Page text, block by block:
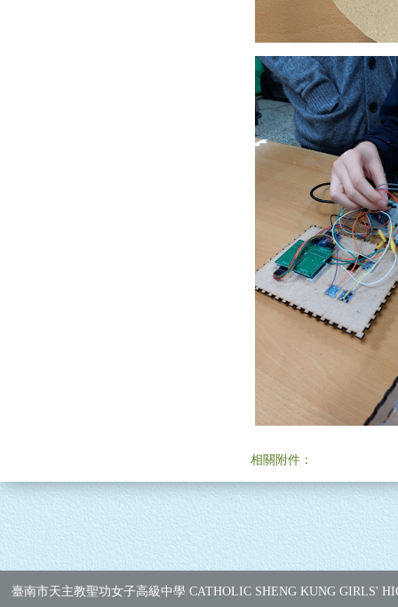
相關附件：
臺南市天主教聖功女子高級中學 CATHOLIC SHENG KUNG GIRLS'